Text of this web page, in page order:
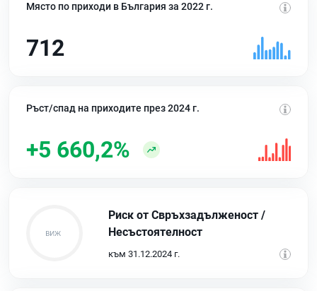
Място по приходи в България за 2022 г.
712
Ръст/спад на приходите през 2024 г.
+5 660,2%
Риск от Свръхзадълженост /
Несъстоятелност
към 31.12.2024 г.